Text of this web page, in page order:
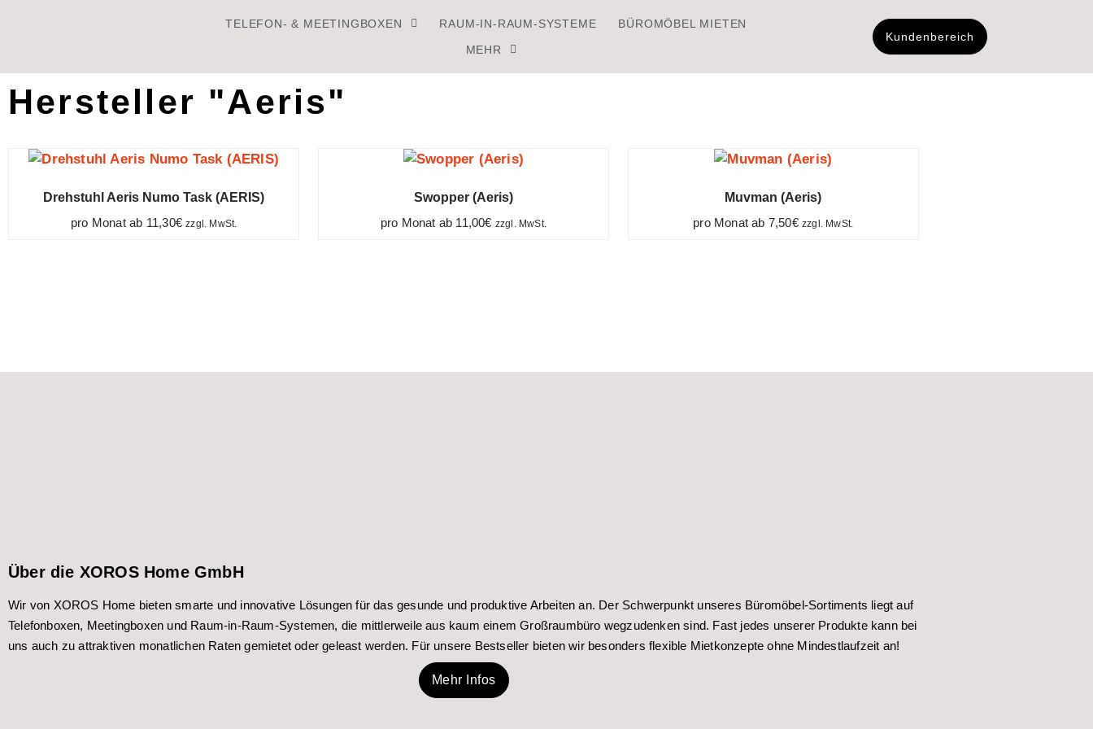
TELEFON- & MEETINGBOXEN RAUM-IN-RAUM-SYSTEME
BÜROMÖBEL MIETEN
MEHR
Kundenbereich
Hersteller "Aeris"
Drehstuhl Aeris Numo Task (AERIS)
pro Monat ab 11,30€ zzgl. MwSt.
Swopper (Aeris)
pro Monat ab 11,00€ zzgl. MwSt.
Muvman (Aeris)
pro Monat ab 7,50€ zzgl. MwSt.
Über die XOROS Home GmbH
Wir von XOROS Home bieten smarte und innovative Lösungen für das gesunde und produktive Arbeiten an. Der Schwerpunkt unseres Büromöbel-Sortiments liegt auf
Telefonboxen, Meetingboxen und Raum-in-Raum-Systemen, die mittlerweile aus kaum einem Großraumbüro wegzudenken sind. Fast jedes unserer Produkte kann bei
uns auch zu attraktiven monatlichen Raten gemietet oder geleast werden. Für unsere Bestseller bieten wir besonders flexible Mietkonzepte ohne Mindestlaufzeit an!
Mehr Infos